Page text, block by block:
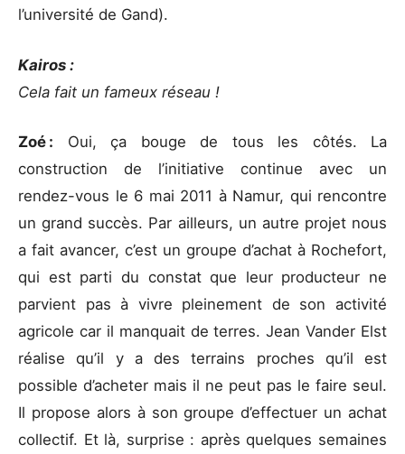
l’université de Gand).
Kairos :
Cela fait un fameux réseau !
Zoé : Oui, ça bouge de tous les côtés. La
construction de l’initiative continue avec un
rendez-vous le 6 mai 2011 à Namur, qui rencontre
un grand succès. Par ailleurs, un autre projet nous
a fait avancer, c’est un groupe d’achat à Rochefort,
qui est parti du constat que leur producteur ne
parvient pas à vivre pleinement de son activité
agricole car il manquait de terres. Jean Vander Elst
réalise qu’il y a des terrains proches qu’il est
possible d’acheter mais il ne peut pas le faire seul.
Il propose alors à son groupe d’effectuer un achat
collectif. Et là, surprise : après quelques semaines